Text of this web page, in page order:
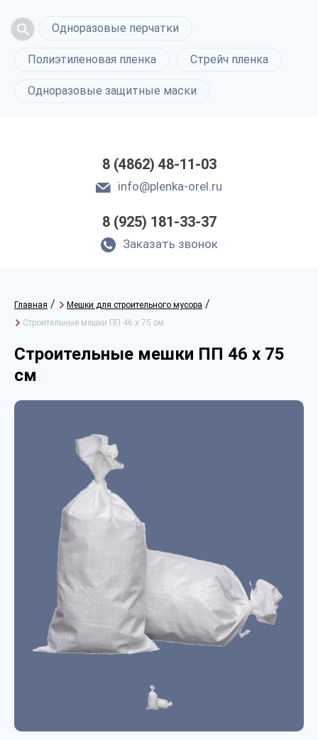
Одноразовые перчатки
Полиэтиленовая пленка Стрейч пленка
Одноразовые защитные маски
8 (4862) 48-11-03
info@plenka-orel.ru
8 (925) 181-33-37
Заказать звонок
Главная / Мешки для строительного мусора /
Строительные мешки ПП 46 х 75 см
Строительные мешки ПП 46 х 75
см